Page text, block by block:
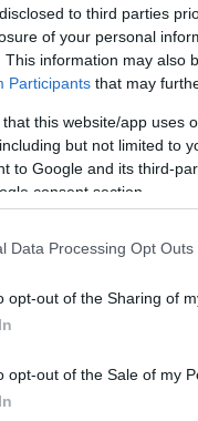
to third parties
of your personal
This information may also
Participants that may
that this website/app uses
but not limited to
to Google and its third-
consent section.
Data Processing Opt Outs
opt-out of the Sharing of
opt-out of the Sale of my
αποφασίστηκε
πέντε μεραρχιών
πολέμου
στοMilitary
Ακολουθήστε το
και μάθετε
που
Σε αντίθετη
το δικαίωμα